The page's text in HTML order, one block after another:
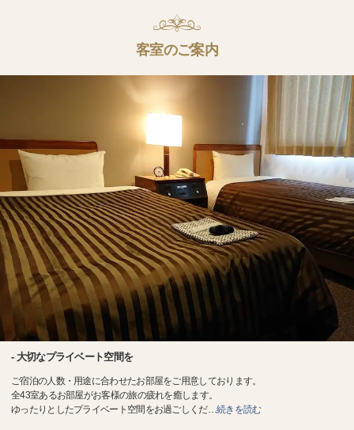
客室のご案内
- 大切なプライベート空間を
ご宿泊の人数・用途に合わせたお部屋をご用意しております。
全43室あるお部屋がお客様の旅の疲れを癒します。
ゆったりとしたプライベート空間をお過ごしくだ…続きを読む